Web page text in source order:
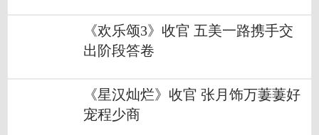
《欢乐颂3》收官 五美一路携手交
出阶段答卷
《星汉灿烂》收官 张月饰万萋萋好
宠程少商